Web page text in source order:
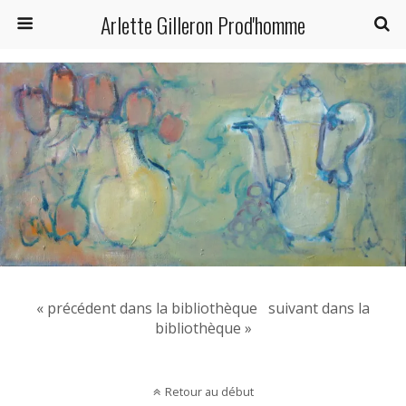
Arlette Gilleron Prod'homme
« précédent dans la bibliothèque suivant dans la
bibliothèque »
Retour au début